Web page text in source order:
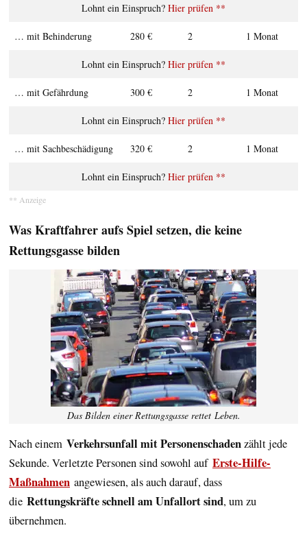
Hier prüfen **
… mit Behin­de­rung 280 € 2 1 Monat
Hier prüfen **
… mit Gefähr­­dung 300 € 2 1 Monat
Hier prüfen **
… mit Sach­be­schä­digung 320 € 2 1 Monat
Hier prüfen **
Was Kraftfahrer aufs Spiel setzen, die keine
Rettungsgasse bilden
Das Bilden einer Rettungsgasse rettet Leben.
Nach einem Verkehrsunfall mit Personen­schadenzählt jede
Sekunde. Verletzte Personen sind sowohl auf Erste-Hilfe-
Maßnahmen angewiesen, als auch darauf, dass
die Rettungskräfte schnell am Unfallort sind, um zu
übernehmen.